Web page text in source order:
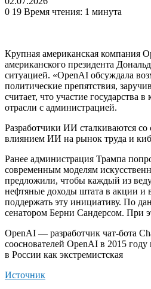
0 19 Время чтения: 1 минута
Крупная американская компания
американского президента
ситуацией. «OpenAI обсуждала
политические препятствия,
считает, что участие государства
отрасли с администрацией.
Разработчики ИИ сталкиваются
влиянием ИИ на рынок труда и
Ранее администрация Трампа
современным моделям
предложили, чтобы каждый из
нефтяные доходы штата в акции и
поддержать эту инициативу. По
сенатором Берни Сандерсом. При
OpenAI — разработчик чат-бота
сооснователей OpenAI в 2015
в России как экстремистская
Источник